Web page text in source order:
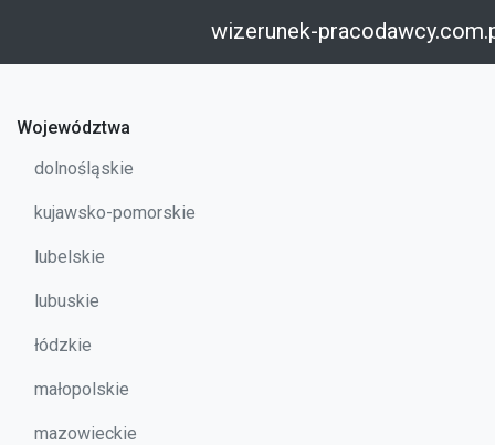
wizerunek-
Województwa
dolnośląskie
kujawsko-pomorskie
lubelskie
lubuskie
łódzkie
małopolskie
mazowieckie